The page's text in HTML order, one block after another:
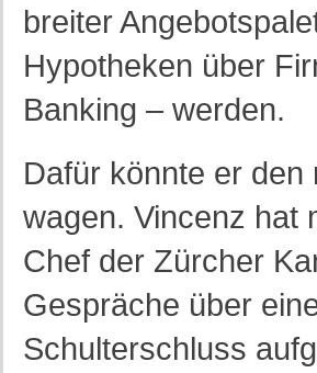
breiter
Hypotheken über
Banking – werden.
Dafür könnte er
wagen. Vincenz hat
Chef der Zürcher
Gespräche über
Schulterschluss